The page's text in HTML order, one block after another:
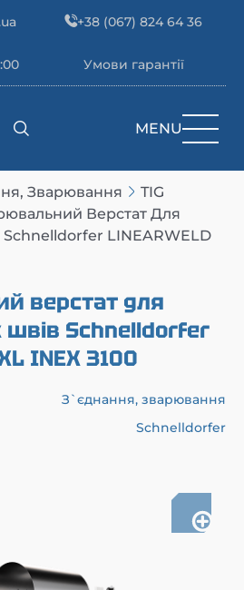
+38 (067) 824 64 36
Умови гарантії
MENU
Зварювання
TIG
Верстат Для
LINEARWELD
верстат для
швів Schnelldorfer
INEX 3100
З`єднання, зварювання
Schnelldorfer